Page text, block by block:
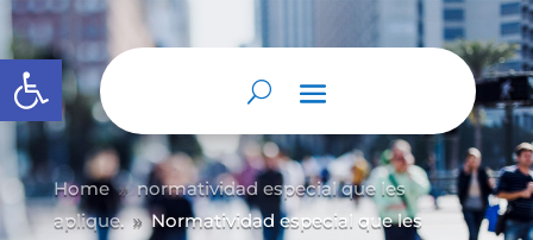
Abrir barra de herramientas
Home 9 normatividad especial que les
aplique. 9 Normatividad especial que les